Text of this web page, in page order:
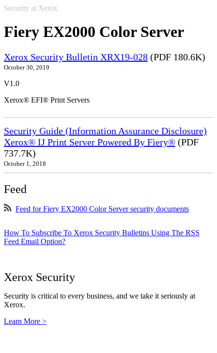
Security at Xerox
Fiery EX2000 Color Server
Xerox Security Bulletin XRX19-028 (PDF 180.6K)
October 30, 2019
V1.0
Xerox® EFI® Print Servers
Security Guide (Information Assurance Disclosure)
Xerox® IJ Print Server Powered By Fiery® (PDF
737.7K)
October 1, 2018
Feed
Feed for Fiery EX2000 Color Server security documents
How To Subscribe To Xerox Security Bulletins Using The RSS
Feed Email Option?
Xerox Security
Security is critical to every business, and we take it seriously at
Xerox.
Learn More >